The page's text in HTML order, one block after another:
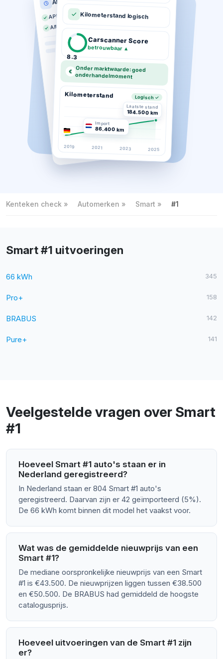
APK geldig tot 03-2026
Altijd op tijd gekeurd
Kilometerstand logisch
8.3
Carscanner Score
betrouwbaar ▲
€ Onder marktwaarde: goed
onderhandelmoment
Kilometerstand Logisch ✓
Laatste stand
184.500 km
Import
86.400 km
2019 2021 2023 2025
Kenteken check Automerken Smart #1
Smart #1 uitvoeringen
66 kWh 345
Pro+ 158
BRABUS 142
Pure+ 141
Veelgestelde vragen over Smart
#1
Hoeveel Smart #1 auto's staan er in
Nederland geregistreerd?
In Nederland staan er 804 Smart #1 auto's
geregistreerd. Daarvan zijn er 42 geïmporteerd (5%).
De 66 kWh komt binnen dit model het vaakst voor.
Wat was de gemiddelde nieuwprijs van een
Smart #1?
De mediane oorspronkelijke nieuwprijs van een Smart
#1 is €43.500. De nieuwprijzen liggen tussen €38.500
en €50.500. De BRABUS had gemiddeld de hoogste
catalogusprijs.
Hoeveel uitvoeringen van de Smart #1 zijn
er?